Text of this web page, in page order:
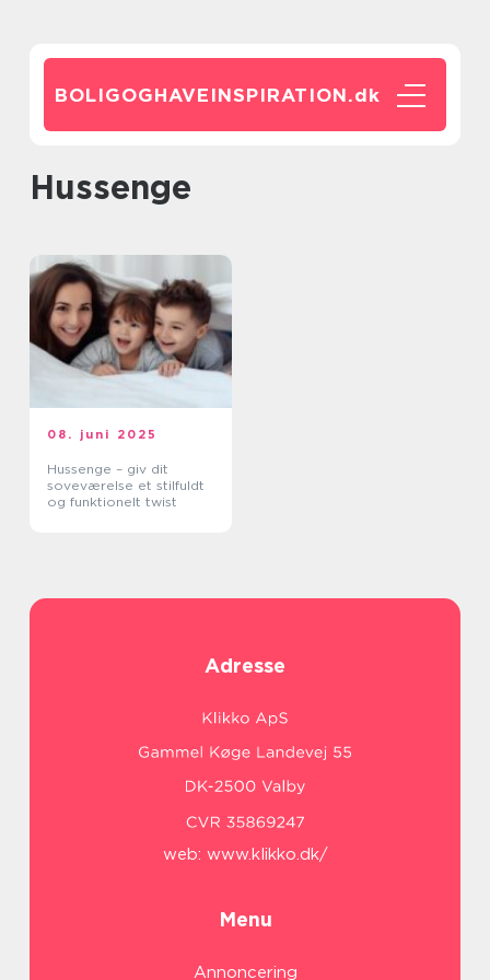
BOLIGOGHAVEINSPIRATION.dk
hussenge
08. juni 2025
Hussenge – giv dit
soveværelse et stilfuldt
og funktionelt twist
Adresse
web: www.klikko.dk/
Menu
Annoncering